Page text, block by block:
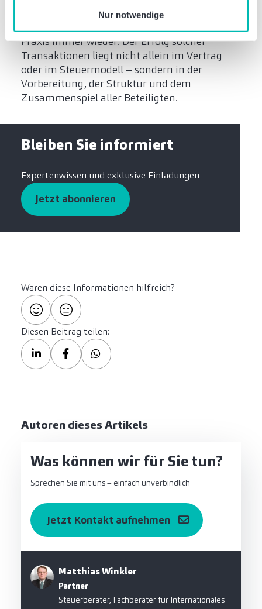
Nur notwendige
Als interdisziplinäre Berater erleben wir in der
Praxis immer wieder: Der Erfolg solcher
Transaktionen liegt nicht allein im Vertrag
oder im Steuermodell – sondern in der
Vorbereitung, der Struktur und dem
Zusammenspiel aller Beteiligten.
Bleiben Sie informiert
Expertenwissen und exklusive Einladungen
Jetzt abonnieren
Waren diese Informationen hilfreich?
Diesen Beitrag teilen:
Autoren dieses Artikels
Matthias Winkler
Partner
Steuerberater, Fachberater für Internationales
Was können wir für Sie tun?
Sprechen Sie mit uns – einfach unverbindlich
Jetzt Kontakt aufnehmen